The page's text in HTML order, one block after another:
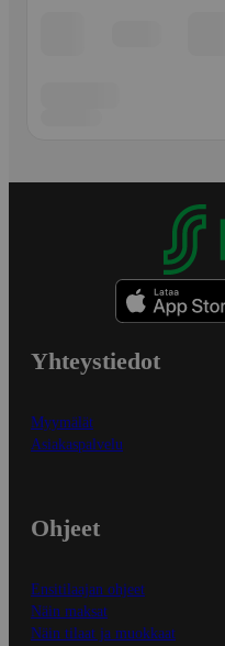
Yhteystiedot
Myymälät
Asiakaspalvelu
Ohjeet
Ensitilaajan ohjeet
Näin maksat
Näin tilaat ja muokkaat